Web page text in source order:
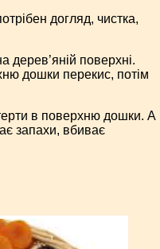
догляд, чистка,
дерев’яній поверхні.
дошки перекис, потім
в поверхню дошки. А
запахи, вбиває